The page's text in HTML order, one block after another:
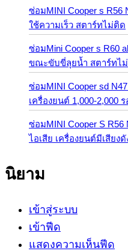
ซ่อมMINI Cooper s
ใช้ความเร็ว สตาร์ทไม่ติด
ซ่อมMini Cooper s R60
ขณะขับขี่ลุยน้ำ สตาร์ทไ
ซ่อมMINI Cooper sd
เครื่องยนต์ 1,000-2,000
ซ่อมMINI Cooper S
ไอเสีย เครื่องยนต์มีเสียง
นิยาม
เข้าสู่ระบบ
เข้าฟีด
แสดงความเห็นฟีด